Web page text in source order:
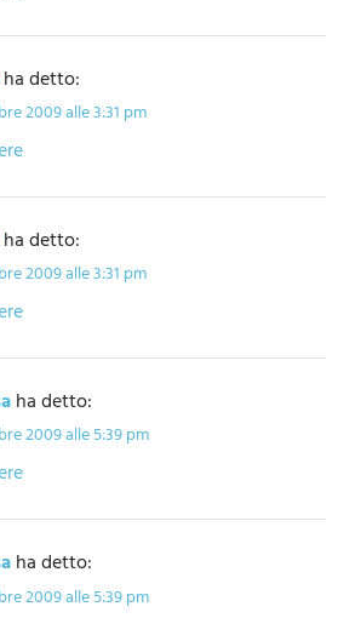
ha detto:
2009 alle 3:31 pm
ha detto:
2009 alle 3:31 pm
ha detto:
2009 alle 5:39 pm
ha detto:
2009 alle 5:39 pm